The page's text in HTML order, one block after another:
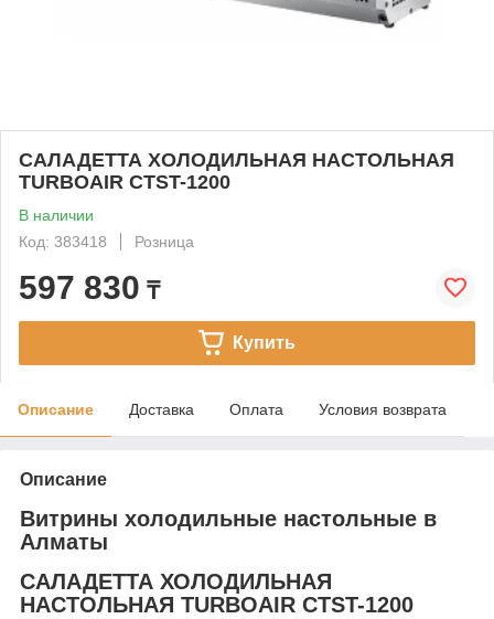
САЛАДЕТТА ХОЛОДИЛЬНАЯ НАСТОЛЬНАЯ
TURBOAIR CTST-1200
В наличии
Код: 383418
Розница
597 830 ₸
Купить
Описание Доставка Оплата Условия возврата
Описание
Витрины холодильные настольные в
Алматы
САЛАДЕТТА ХОЛОДИЛЬНАЯ
НАСТОЛЬНАЯ TURBOAIR CTST-1200